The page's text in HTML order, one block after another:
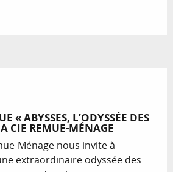
« ABYSSES, L’ODYSSÉE DES
CIE REMUE-MÉNAGE
Ménage nous invite à
extraordinaire odyssée des